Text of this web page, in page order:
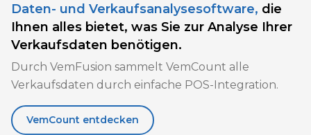
Daten- und Verkaufsanalysesoftware, die
Ihnen alles bietet, was Sie zur Analyse Ihrer
Verkaufsdaten benötigen.
Durch VemFusion sammelt VemCount alle
Verkaufsdaten durch einfache POS-Integration.
VemCount entdecken